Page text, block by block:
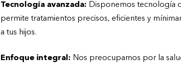
Tecnología avanzada: Disponemos tecnología
permite tratamientos precisos, eficientes y
a tus hijos.
Enfoque integral: Nos preocupamos por la